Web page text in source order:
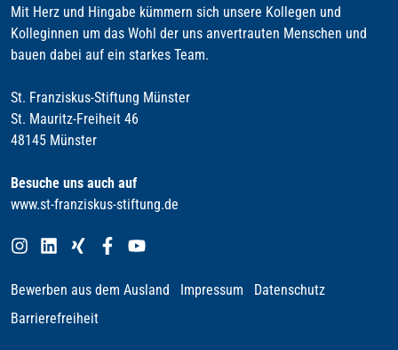
Mit Herz und Hingabe kümmern sich unsere Kollegen und
Kolleginnen um das Wohl der uns anvertrauten Menschen und
bauen dabei auf ein starkes Team.
St. Franziskus-Stiftung Münster
St. Mauritz-Freiheit 46
48145 Münster
Besuche uns auch auf
www.st-franziskus-stiftung.de
Bewerben aus dem Ausland Impressum
Datenschutz
Barrierefreiheit